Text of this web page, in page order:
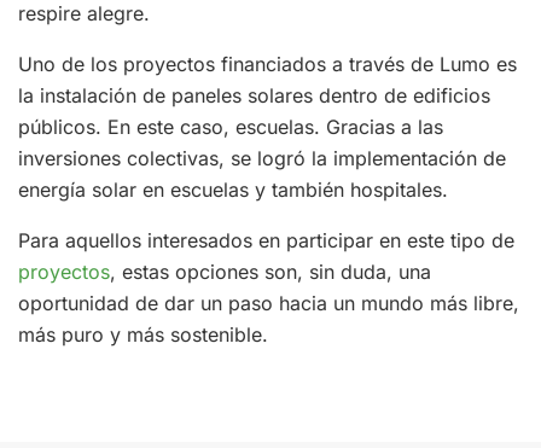
respire alegre.
Uno de los proyectos financiados a través de Lumo es
la instalación de paneles solares dentro de edificios
públicos. En este caso, escuelas. Gracias a las
inversiones colectivas, se logró la implementación de
energía solar en escuelas y también hospitales.
Para aquellos interesados en participar en este tipo de
proyectos, estas opciones son, sin duda, una
oportunidad de dar un paso hacia un mundo más libre,
más puro y más sostenible.